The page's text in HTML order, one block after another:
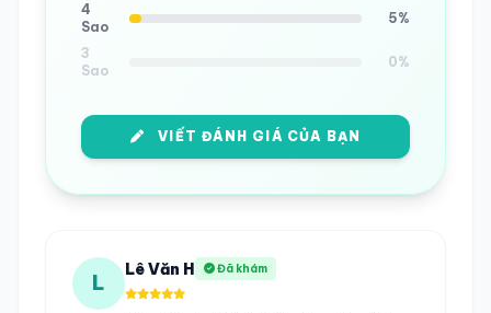
4
Sao
5%
3
Sao
0%
VIẾT ĐÁNH GIÁ CỦA BẠN
L
Lê Văn H Đã khám